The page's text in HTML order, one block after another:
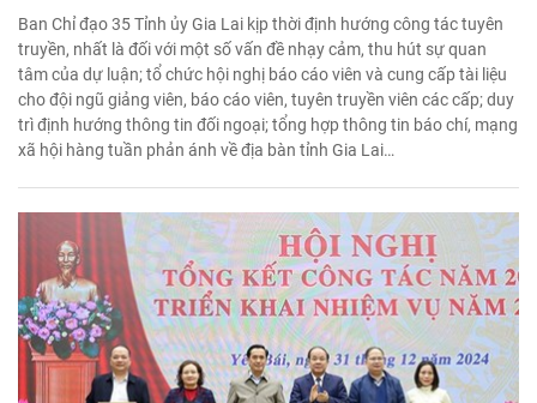
Ban Chỉ đạo 35 Tỉnh ủy Gia Lai kịp thời định hướng công tác tuyên
truyền, nhất là đối với một số vấn đề nhạy cảm, thu hút sự quan
tâm của dự luận; tổ chức hội nghị báo cáo viên và cung cấp tài liệu
cho đội ngũ giảng viên, báo cáo viên, tuyên truyền viên các cấp; duy
trì định hướng thông tin đối ngoại; tổng hợp thông tin báo chí, mạng
xã hội hàng tuần phản ánh về địa bàn tỉnh Gia Lai…